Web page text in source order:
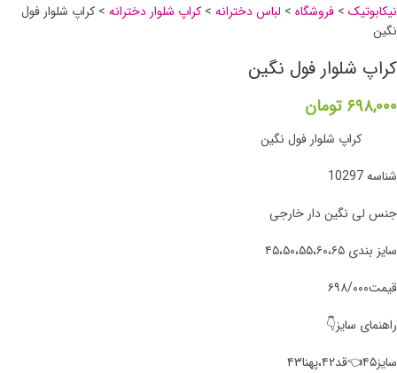
نیکابوتیک > فروشگاه > لباس دخترانه > کراپ شلوار دخترانه > کراپ شلوار فول
نگین
کراپ شلوار فول نگین
۶۹۸,۰۰۰ تومان
کراپ شلوار فول نگین
شناسه 10297
جنس لی نگین دار خارجی
سایز بندی ۴۵،۵۰،۵۵،۶۰،۶۵
قیمت۶۹۸/۰۰۰
راهنمای سایز👇
سایز۴۵👈قد۴۲،پهنا۴۳